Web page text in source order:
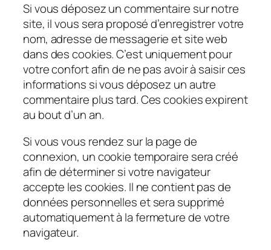
Si vous déposez un commentaire sur notre
site, il vous sera proposé d’enregistrer votre
nom, adresse de messagerie et site web
dans des cookies. C’est uniquement pour
votre confort afin de ne pas avoir à saisir ces
informations si vous déposez un autre
commentaire plus tard. Ces cookies expirent
au bout d’un an.
Si vous vous rendez sur la page de
connexion, un cookie temporaire sera créé
afin de déterminer si votre navigateur
accepte les cookies. Il ne contient pas de
données personnelles et sera supprimé
automatiquement à la fermeture de votre
navigateur.